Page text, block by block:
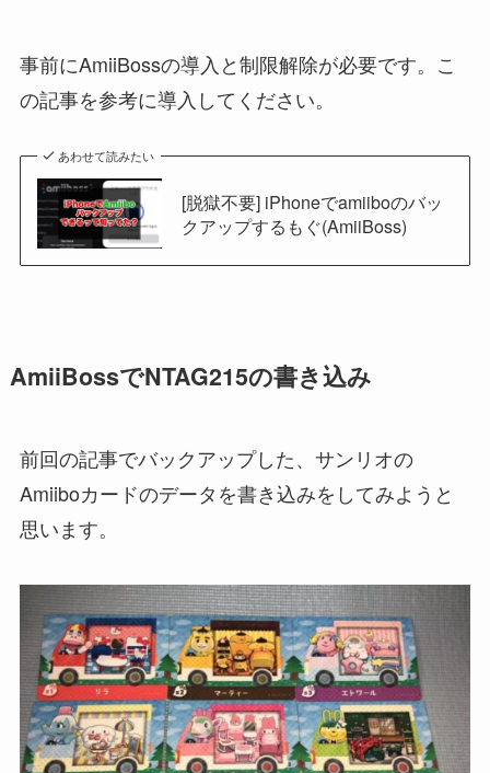
事前にAmiiBossの導入と制限解除が必要です。こ
の記事を参考に導入してください。
あわせて読みたい
[脱獄不要] iPhoneでamiiboのバッ
クアップするもぐ(AmiiBoss)
AmiiBossでNTAG215の書き込み
前回の記事でバックアップした、サンリオの
Amiiboカードのデータを書き込みをしてみようと
思います。